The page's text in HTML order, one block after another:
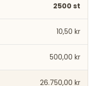
2500 st
10,50 kr
500,00 kr
26.750,00 kr